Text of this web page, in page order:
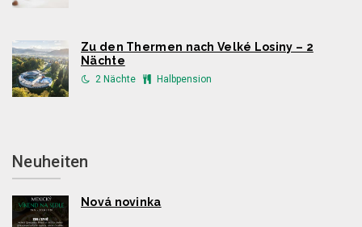
Zu den Thermen nach Velké Losiny – 2
Nächte
2 Nächte Halbpension
Neuheiten
Nová novinka